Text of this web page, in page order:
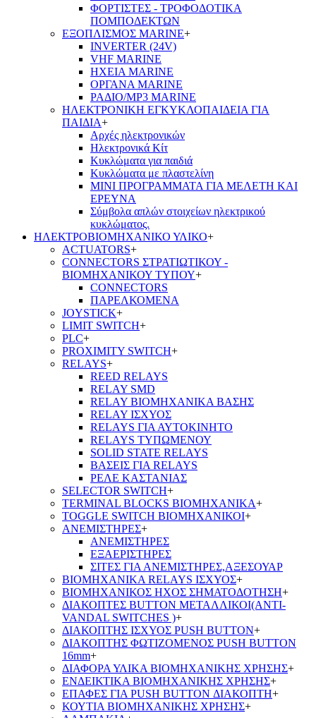
ΦΟΡΤΙΣΤΕΣ - ΤΡΟΦΟΔΟΤΙΚΑ
ΠΟΜΠΟΔΕΚΤΩΝ
ΕΞΟΠΛΙΣΜΟΣ MARINE+
INVERTER (24V)
VHF MARINE
ΗΧΕΙΑ MARINE
ΟΡΓΑΝΑ MARINE
ΡΑΔΙΟ/MP3 MARINE
ΗΛΕΚΤΡΟΝΙΚΗ ΕΓΚΥΚΛΟΠΑΙΔΕΙΑ ΓΙΑ
ΠΑΙΔΙΑ+
Αρχές ηλεκτρονικών
Ηλεκτρονικά Κίτ
Κυκλώματα για παιδιά
Κυκλώματα με πλαστελίνη
ΜΙΝΙ ΠΡΟΓΡΑΜΜΑΤΑ ΓΙΑ ΜΕΛΕΤΗ ΚΑΙ
ΕΡΕΥΝΑ
Σύμβολα απλών στοιχείων ηλεκτρικού
κυκλώματος.
ΗΛΕΚΤΡΟΒΙΟΜΗΧΑΝΙΚΟ ΥΛΙΚΟ+
ACTUATORS+
CONNECTORS ΣΤΡΑΤΙΩΤΙΚΟΥ -
ΒΙΟΜΗΧΑΝΙΚΟΥ ΤΥΠΟΥ+
CONNECTORS
ΠΑΡΕΛΚΟΜΕΝΑ
JOYSTICK+
LIMIT SWITCH+
PLC+
PROXIMITY SWITCH+
RELAYS+
REED RELAYS
RELAY SMD
RELAY ΒΙΟΜΗΧΑΝΙΚΑ ΒΑΣΗΣ
RELAY ΙΣΧΥΟΣ
RELAYS ΓΙΑ ΑΥΤΟΚΙΝΗΤΟ
RELAYS ΤΥΠΩΜΕΝΟΥ
SOLID STATE RELAYS
ΒΑΣΕΙΣ ΓΙΑ RELAYS
ΡΕΛΕ ΚΑΣΤΑΝΙΑΣ
SELECTOR SWITCH+
TERMINAL BLOCKS ΒΙΟΜΗΧΑΝΙΚΑ+
TOGGLE SWITCH ΒΙΟΜΗΧΑΝΙΚΟΙ+
ΑΝΕΜΙΣΤΗΡΕΣ+
ΑΝΕΜΙΣΤΗΡΕΣ
ΕΞΑΕΡΙΣΤΗΡΕΣ
ΣΙΤΕΣ ΓΙΑ ΑΝΕΜΙΣΤΗΡΕΣ,ΑΞΕΣΟΥΑΡ
ΒΙΟΜΗΧΑΝΙΚΑ RELAYS ΙΣΧΥΟΣ+
ΒΙΟΜΗΧΑΝΙΚΟΣ ΗΧΟΣ ΣΗΜΑΤΟΔΟΤΗΣΗ+
ΔΙΑΚΟΠΤΕΣ BUTTON ΜΕΤΑΛΛΙΚΟΙ(ANTI-
VANDAL SWITCHES )+
ΔΙΑΚΟΠΤΗΣ ΙΣΧΥΟΣ PUSH BUTTON+
ΔΙΑΚΟΠΤΗΣ ΦΩΤΙΖΟΜΕΝΟΣ PUSH BUTTON
16mm+
ΔΙΑΦΟΡΑ ΥΛΙΚΑ ΒΙΟΜΗΧΑΝΙΚΗΣ ΧΡΗΣΗΣ+
ΕΝΔΕΙΚΤΙΚΑ ΒΙΟΜΗΧΑΝΙΚΗΣ ΧΡΗΣΗΣ+
ΕΠΑΦΕΣ ΓΙΑ PUSH BUTTON ΔΙΑΚΟΠΤΗ+
ΚΟΥΤΙΑ ΒΙΟΜΗΧΑΝΙΚΗΣ ΧΡΗΣΗΣ+